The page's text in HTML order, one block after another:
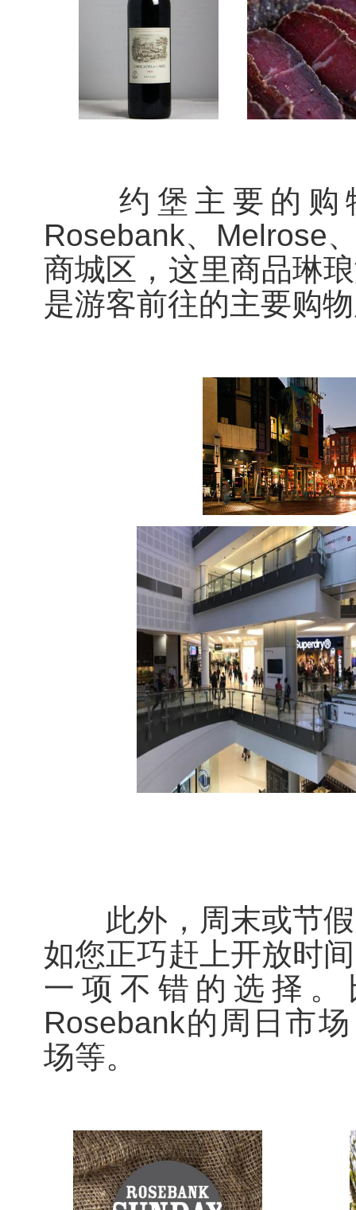
约堡主要的购物
Rosebank、Melrose
商城区，这里商品琳
是游客前往的主要购
此外，周末或节假
如您正巧赶上开放时
一项不错的选择
Rosebank的周日市
场等。